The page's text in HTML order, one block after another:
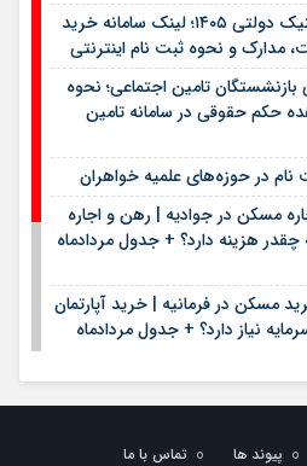
ثبت نام لاستیک دولتی ۱۴۰۵؛ لینک سامانه خرید
مدارک و نحوه ثبت نام اینترنتی
تامین اجتماعی؛ نحوه
حکم حقوقی در سامانه تامین
در حوزه‌های علمیه خواهران
مسکن در جوادیه | رهن و اجاره
منطقه چقدر هزینه دارد؟ + جدول مردادماه
مسکن در فرمانیه | خرید آپارتمان
نیاز دارد؟ + جدول مردادماه
اعلام شد
پیوند ها تماس با ما